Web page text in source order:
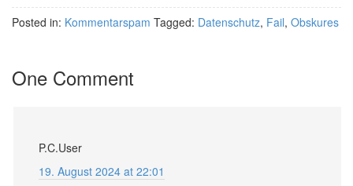
Posted in: Kommentarspam Tagged: Datenschutz, Fail, Obskures
One Comment
P.C.User
19. August 2024 at 22:01